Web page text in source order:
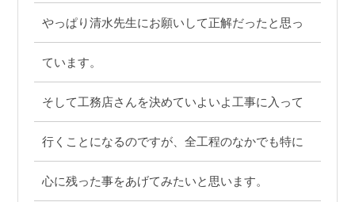
やっぱり清水先生にお願いして正解だったと思っ
ています。
そして工務店さんを決めていよいよ工事に入って
行くことになるのですが、全工程のなかでも特に
心に残った事をあげてみたいと思います。